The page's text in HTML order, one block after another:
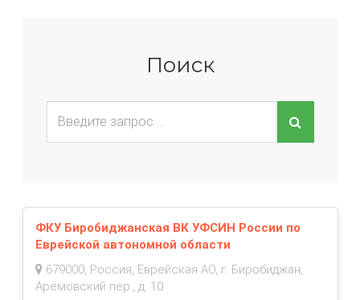
Поиск
ФКУ Биробиджанская ВК УФСИН России по
Еврейской автономной области
679000, Россия, Еврейская АО, г. Биробиджан,
Аремовский пер., д. 10